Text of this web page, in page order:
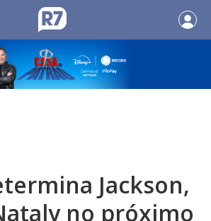
Jackson,
no próximo